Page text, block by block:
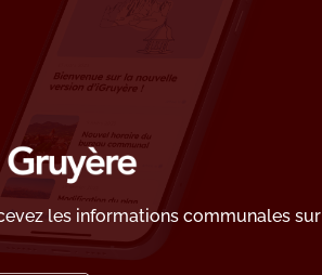
les informations communales sur